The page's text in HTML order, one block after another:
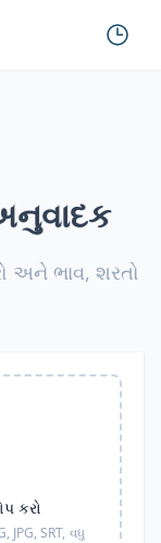
અને ભાવ, શરતો
કરો
JPG, SRT, વધુ